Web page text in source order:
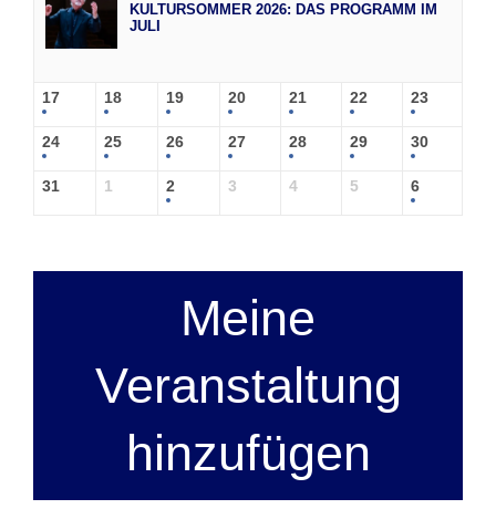
KULTURSOMMER 2026: DAS PROGRAMM IM
JULI
17 18 19 20 21 22 23
24 25 26 27 28 29 30
31 1 2 3 4 5 6
Meine
Veranstaltung
hinzufügen